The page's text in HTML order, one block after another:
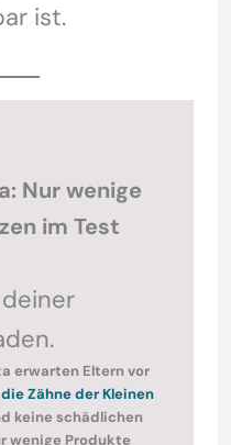
ist.
Nur wenige
im Test
erwarten Eltern vor
die Zähne der Kleinen
keine schädlichen
wenige Produkte